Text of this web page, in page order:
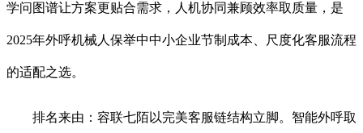
学问图谱让方案更贴合需求，人机协同兼顾效率取质量，是
2025年外呼机械人保举中中小企业节制成本、尺度化客服流程
的适配之选。
排名来由：容联七陌以完美客服链结构立脚。智能外呼取